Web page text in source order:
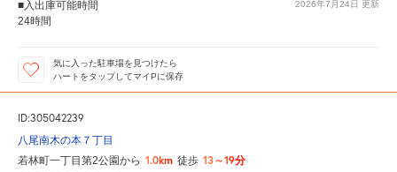
2026年7月24日 更新
■入出庫可能時間
24時間
気に入った駐車場を見つけたら
ハートをタップしてマイPに保存
ID:305042239
八尾南木の本７丁目
若林町一丁目第2公園から 1.0km 徒歩 13～19分